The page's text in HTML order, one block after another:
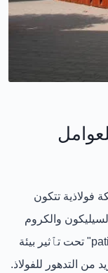
فولاذية تتكون
والكروم
مما ينتج عنه تكوين صدأ واقي ملتصق "patina" تحت تٱثير بيئة
من التدهور للفولاذ.